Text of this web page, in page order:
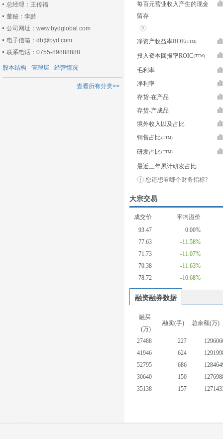
总经理：王传福
董秘：李黔
公司网址：www.bydglobal.com
电子信箱：db@byd.com
联系电话：0755-89888888
股本结构 管理层 经营情况
查看所有分类>>
每百元营业收入产生的现金
留存
净资产收益率ROE
投入资本回报率ROIC
毛利率
净利率
存货-在产品
存货-产成品
境外收入以及占比
销售占比
研发占比
最近三年累计研发占比
您还想看哪个财务指标?
大宗交易
成交价
平均溢价
93.47
0.00%
77.63
-11.58%
71.73
-11.07%
70.38
-11.63%
78.72
-10.68%
融资融券数据
融买
(万)
融卖(手) 总余额(万)
27488 227
41946
624
52795
686
30640
150
35138
157
23765
105